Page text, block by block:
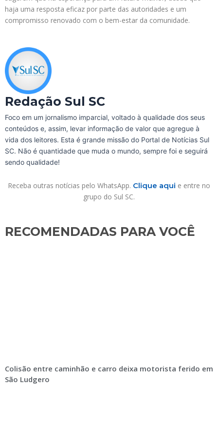
haja uma resposta eficaz por parte das autoridades e um
compromisso renovado com o bem-estar da comunidade.
Redação Sul SC
Foco em um jornalismo imparcial, voltado à qualidade dos seus
conteúdos e, assim, levar informação de valor que agregue à
vida dos leitores. Esta é grande missão do Portal de Notícias Sul
SC. Não é quantidade que muda o mundo, sempre foi e seguirá
sendo qualidade!
Receba outras notícias pelo WhatsApp. Clique aqui e entre no
grupo do Sul SC.
RECOMENDADAS PARA VOCÊ​
Colisão entre caminhão e carro deixa motorista ferido em
São Ludgero